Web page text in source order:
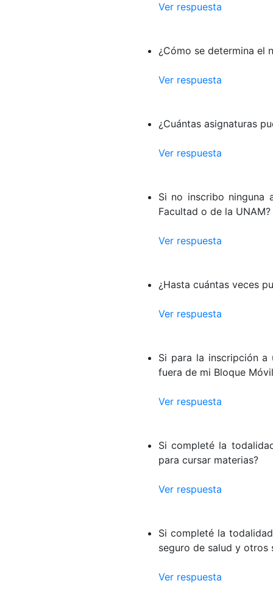
Ver respuesta
¿Cómo se determina el
Ver respuesta
¿Cuántas asignaturas
Ver respuesta
Si no inscribo ninguna
Facultad o de la UNAM?
Ver respuesta
¿Hasta cuántas veces
Ver respuesta
Si para la inscripción a
fuera de mi Bloque
Ver respuesta
Si completé la
para cursar materias?
Ver respuesta
Si completé la
seguro de salud y otros
Ver respuesta